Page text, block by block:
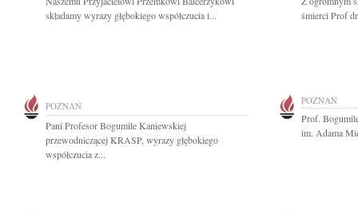
składamy wyrazy głębokiego współczucia i...
śmierci Prof
POZNAŃ
Pani Profesor Bogumile Kaniewskiej
przewodniczącej KRASP, wyrazy głębokiego
współczucia z...
POZNAŃ
Prof.
im. Adama